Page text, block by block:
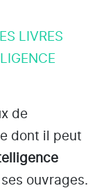
LIVRES
de
dont il peut
ouvrages.